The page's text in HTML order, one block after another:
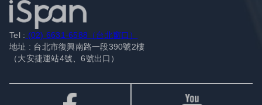
Tel : (02) 6631-6588（台北窗口）
地址 : 台北市復興南路一段390號2樓
（大安捷運站4號、6號出口）